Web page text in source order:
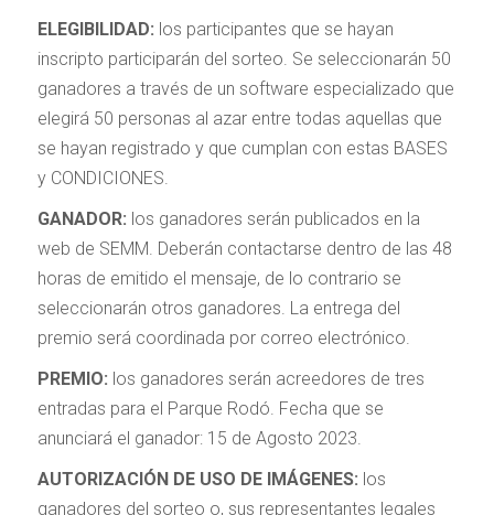
ELEGIBILIDAD: los participantes que se hayan
inscripto participarán del sorteo. Se seleccionarán 50
ganadores a través de un software especializado que
elegirá 50 personas al azar entre todas aquellas que
se hayan registrado y que cumplan con estas BASES
y CONDICIONES.
GANADOR: los ganadores serán publicados en la
web de SEMM. Deberán contactarse dentro de las 48
horas de emitido el mensaje, de lo contrario se
seleccionarán otros ganadores. La entrega del
premio será coordinada por correo electrónico.
PREMIO: los ganadores serán acreedores de tres
entradas para el Parque Rodó. Fecha que se
anunciará el ganador: 15 de Agosto 2023.
AUTORIZACIÓN DE USO DE IMÁGENES: los
ganadores del sorteo o, sus representantes legales